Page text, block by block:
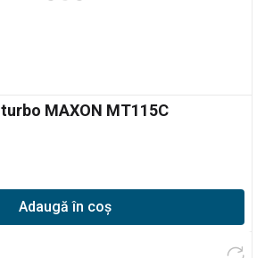
MAXON MT115C
Adaugă în coș